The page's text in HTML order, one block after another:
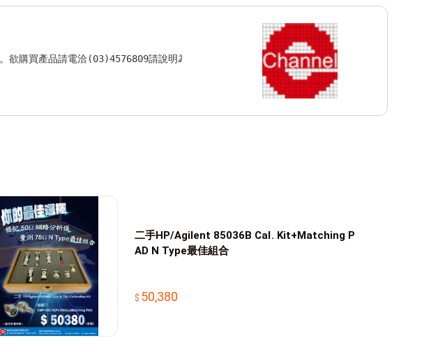
二手HP/Agilent 85036B Cal. Kit+Matching P
AD N Type最佳組合
50,380